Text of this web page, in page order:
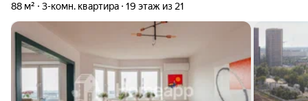
88 м² 3-комн. квартира 19 этаж из 21